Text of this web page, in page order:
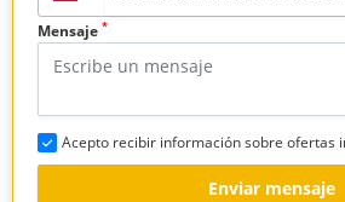
Mensaje *
Acepto recibir información sobre ofertas
Enviar mensaje